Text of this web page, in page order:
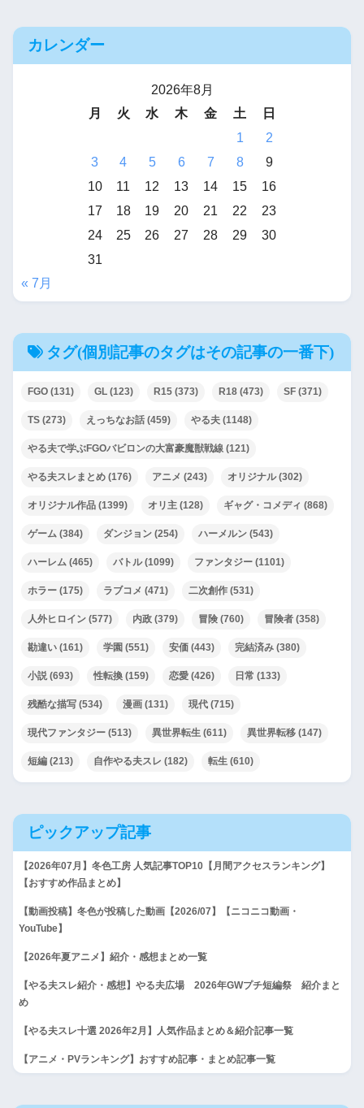
カレンダー
2026年8月
月
火 水 木 金 土
日
1
2
3
4 5 6 7 8
9
10
11 12 13 14 15
16
17
18 19 20 21 22
23
24
25 26 27 28 29
30
31
« 7月
タグ(個別記事のタグはその記事の一番下)
FGO (131) GL (123) R15 (373) R18 (473) SF (371)
TS (273) えっちなお話 (459) やる夫 (1148)
やる夫で学ぶFGOバビロンの大富豪魔獣戦線 (121)
やる夫スレまとめ (176) アニメ (243) オリジナル(302)
オリジナル作品 (1399) オリ主 (128) ギャグ・コメディ (868)
ゲーム (384) ダンジョン (254) ハーメルン (543)
ハーレム (465) バトル(1099) ファンタジー (1101)
ホラー (175) ラブコメ (471) 二次創作 (531)
人外ヒロイン (577) 内政 (379) 冒険 (760) 冒険者 (358)
勘違い (161) 学園 (551) 安価 (443) 完結済み (380)
小説(693) 性転換 (159) 恋愛 (426) 日常 (133)
残酷な描写 (534) 漫画 (131) 現代 (715)
現代ファンタジー (513) 異世界転生 (611) 異世界転移 (147)
短編 (213) 自作やる夫スレ (182) 転生 (610)
ピックアップ記事
【2026年07月】冬色工房 人気記事TOP10【月間アクセスランキング】
【おすすめ作品まとめ】
【動画投稿】冬色が投稿した動画【2026/07】【ニコニコ動画・
YouTube】
【2026年夏アニメ】紹介・感想まとめ一覧
【やる夫スレ紹介・感想】やる夫広場 2026年GWプチ短編祭 紹介まと
め
【やる夫スレ十選 2026年2月】人気作品まとめ＆紹介記事一覧
【アニメ・PVランキング】おすすめ記事・まとめ記事一覧